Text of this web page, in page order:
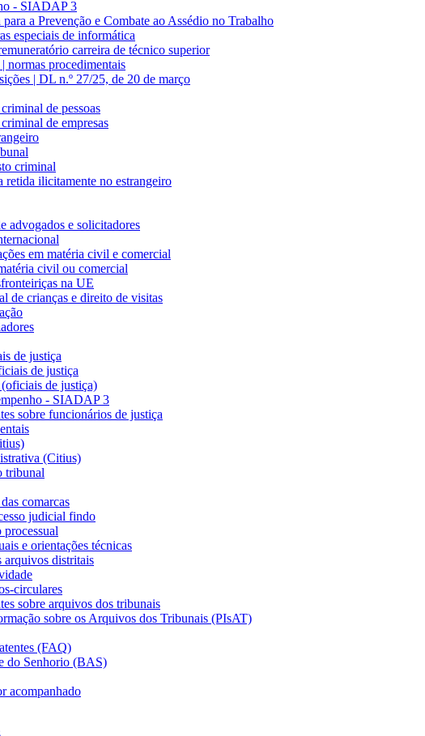
- SIADAP 3
a Prevenção e Combate ao Assédio no Trabalho
especiais de informática
carreira de técnico superior
normas procedimentais
| DL n.º 27/25, de 20 de março
de pessoas
de empresas
criminal
retida ilicitamente no estrangeiro
advogados e solicitadores
em matéria civil e comercial
civil ou comercial
na UE
de crianças e direito de visitas
de justiça
de justiça
de justiça)
- SIADAP 3
sobre funcionários de justiça
(Citius)
tribunal
comarcas
judicial findo
processual
e orientações técnicas
arquivos distritais
circulares
sobre arquivos dos tribunais
sobre os Arquivos dos Tribunais (PIsAT)
(FAQ)
do Senhorio (BAS)
acompanhado